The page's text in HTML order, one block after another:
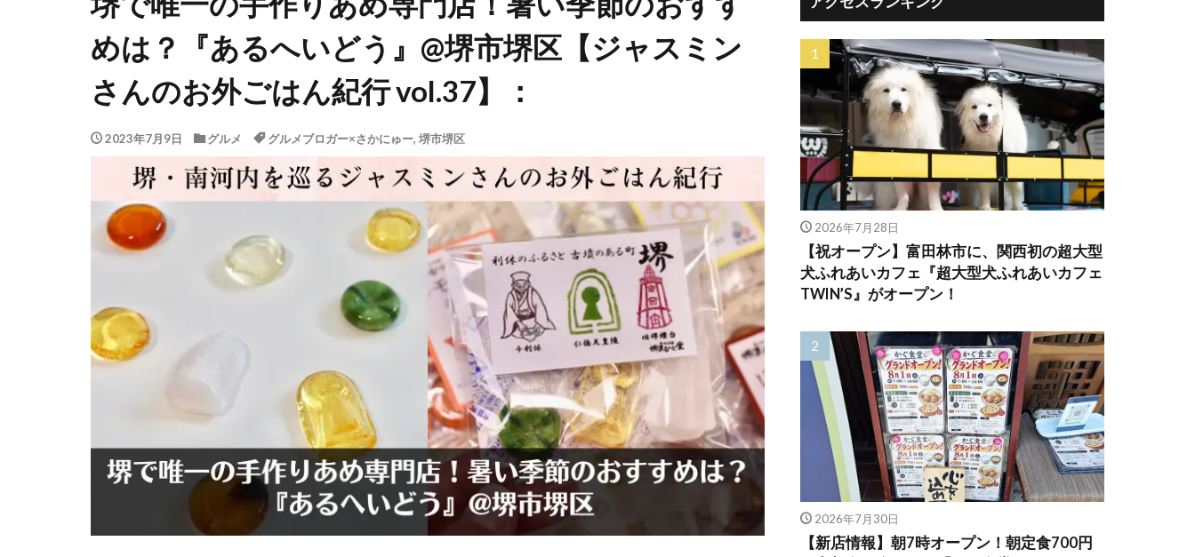
めは？『あるへいどう』@堺市堺区【ジャスミン
さんのお外ごはん紀行 vol.37】：
2023年7月9日 グルメ グルメブロガー×さかにゅー, 堺市堺区
2026年7月28日
【祝オープン】富田林市に、関西初の超大型
犬ふれあいカフェ『超大型犬ふれあいカフェ
TWIN’S』がオープン！
2026年7月30日
【新店情報】朝7時オープン！朝定食700円